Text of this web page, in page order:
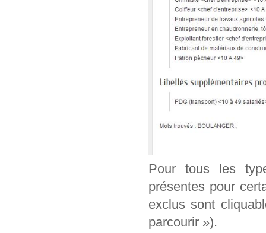
Pour tous les
présentes pour
exclus sont
parcourir »).